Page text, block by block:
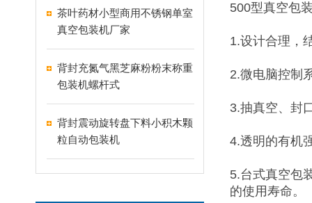
茶叶药材小型商用不锈钢单室
真空包装机厂家
背封充氮气黑芝麻粉粉末称重
包装机螺杆式
背封震动旋转盘下料小积木颗
粒自动包装机
500型真空包
1.设计合理，
2.微电脑控制
3.抽真空、封
4.透明的有机
5.台式真空包
的使用寿命。